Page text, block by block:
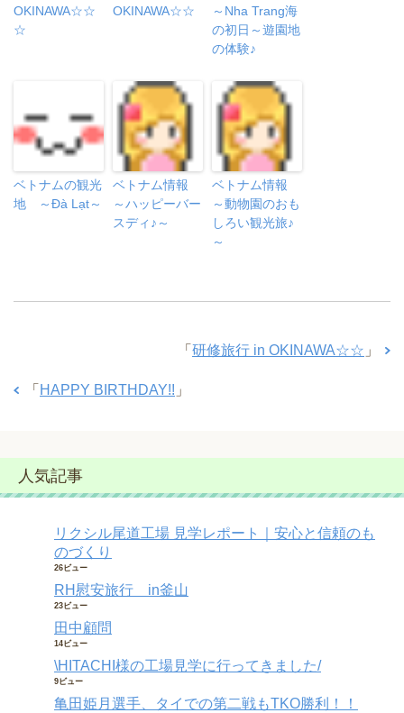
OKINAWA☆☆
☆
OKINAWA☆☆
～Nha Trang海
の初日～遊園地
の体験♪
ベトナムの観光
地 ～Đà Lạt～
ベトナム情報
～ハッピーバー
スディ♪～
ベトナム情報
～動物園のおも
しろい観光旅♪
～
「 研修旅行 in OKINAWA☆☆ 」
「 HAPPY BIRTHDAY!! 」
人気記事
リクシル尾道工場 見学レポート｜安心と信頼のも
のづくり
26ビュー
RH慰安旅行 in釜山
23ビュー
田中顧問
14ビュー
\HITACHI様の工場見学に行ってきました/
9ビュー
亀田姫月選手、タイでの第二戦もTKO勝利！！